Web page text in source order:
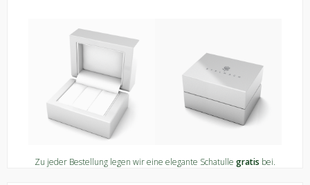
Zu jeder Bestellung legen wir eine elegante Schatulle gratis bei.